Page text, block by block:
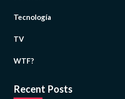
Tecnología
TV
WTF?
Recent Posts